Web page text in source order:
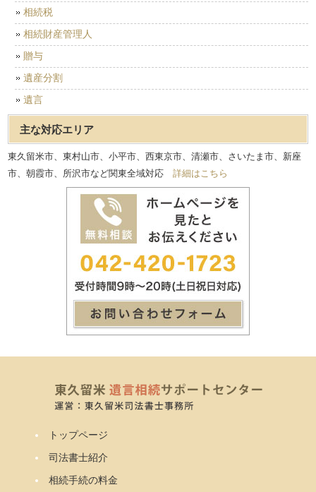
相続税
相続財産管理人
贈与
遺産分割
遺言
主な対応エリア
東久留米市、東村山市、小平市、西東京市、清瀬市、さいたま市、新座
市、朝霞市、所沢市など関東全域対応詳細はこちら
トップページ
司法書士紹介
相続手続の料金